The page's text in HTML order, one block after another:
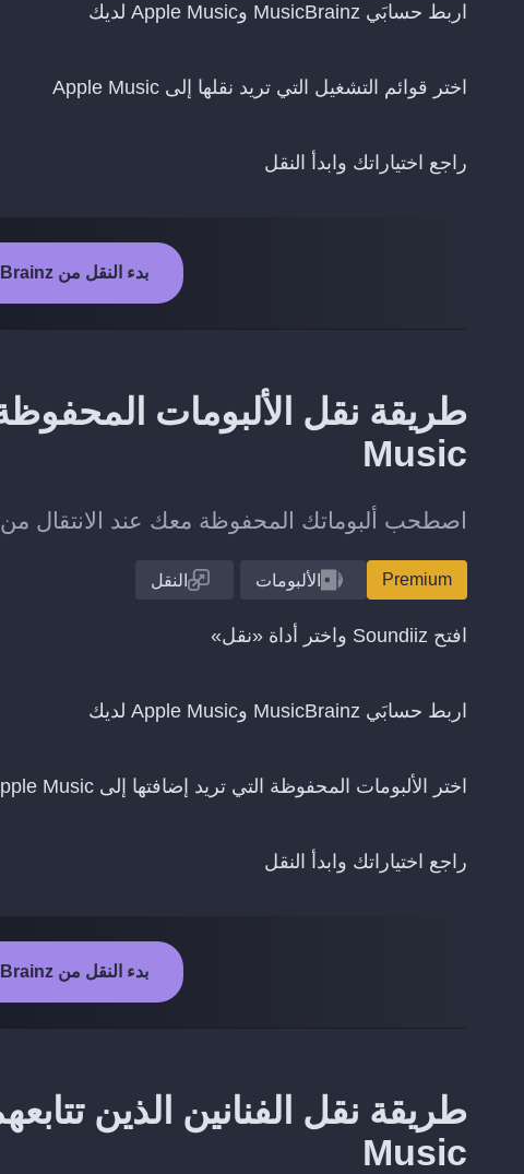
اربط حسابَي MusicBrainz وApple Music لديك
اختر قوائم التشغيل التي تريد نقلها إلى Apple Music
راجع اختياراتك وابدأ النقل
بدء النقل من MusicBrainz إلى Apple Music
Music
اصطحب ألبوماتك المحفوظة معك عند الانتقال من MusicBrainz إلى Apple Music.
Premium الألبومات النقل
افتح Soundiiz واختر أداة «نقل»
اربط حسابَي MusicBrainz وApple Music لديك
اختر الألبومات المحفوظة التي تريد إضافتها إلى Apple Music
راجع اختياراتك وابدأ النقل
بدء النقل من MusicBrainz إلى Apple Music
Music